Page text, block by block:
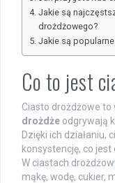
Jakie są
drożdżowego?
Jakie są
Co to jest
Ciasto drożdżowe
drożdże odgrywają
Dzięki ich działaniu,
konsystencję, co
W ciastach
mąkę, wodę, cukier,